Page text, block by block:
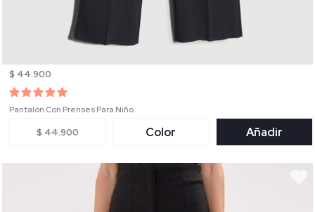
$ 44.900
Pantalón Con Prenses Para Niño
$ 44.900 Color Añadir